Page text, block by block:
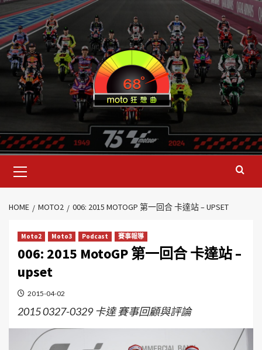
HOME MOTO2 006: 2015 MOTOGP 第一回合 卡達站 – UPSET
Moto2 Moto3 Podcast 賽事報導
006: 2015 MotoGP 第一回合 卡達站 –
upset
2015-04-02
2015 0327-0329 卡達 賽事回顧與評論